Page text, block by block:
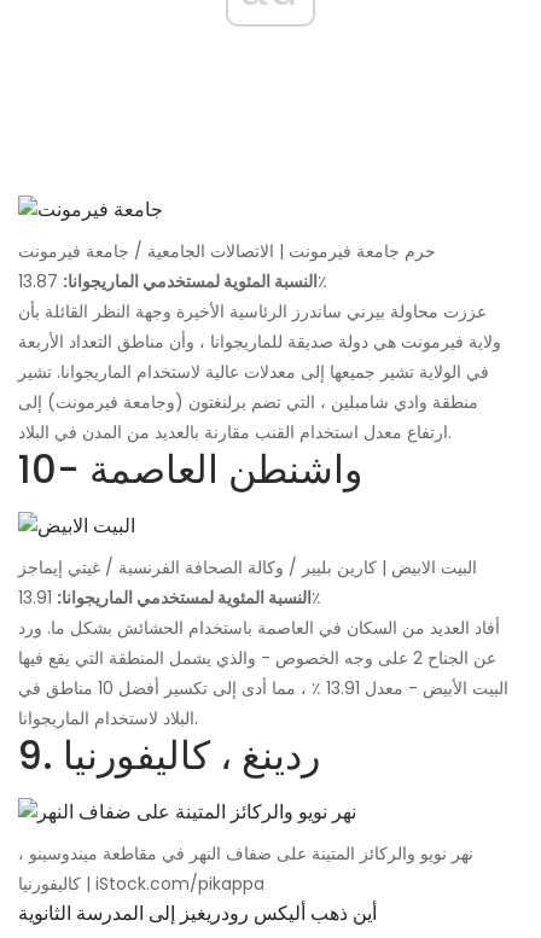
حرم جامعة فيرمونت | الاتصالات الجامعية / جامعة فيرمونت
النسبة المئوية لمستخدمي الماريجوانا:13.87٪
عززت محاولة بيرني ساندرز الرئاسية الأخيرة وجهة النظر القائلة بأن
ولاية فيرمونت هي دولة صديقة للماريجوانا ، وأن مناطق التعداد الأربعة
في الولاية تشير جميعها إلى معدلات عالية لاستخدام الماريجوانا. تشير
منطقة وادي شامبلين ، التي تضم برلنغتون (وجامعة فيرمونت) إلى
ارتفاع معدل استخدام القنب مقارنة بالعديد من المدن في البلاد.
10- واشنطن العاصمة
البيت الابيض | كارين بليير / وكالة الصحافة الفرنسية / غيتي إيماجز
النسبة المئوية لمستخدمي الماريجوانا:13.91٪
أفاد العديد من السكان في العاصمة باستخدام الحشائش بشكل ما. ورد
عن الجناح 2 على وجه الخصوص - والذي يشمل المنطقة التي يقع فيها
البيت الأبيض - معدل 13.91 ٪ ، مما أدى إلى تكسير أفضل 10 مناطق في
البلاد لاستخدام الماريجوانا.
9. ردينغ ، كاليفورنيا
نهر نويو والركائز المتينة على ضفاف النهر في مقاطعة ميندوسينو ،
كاليفورنيا | iStock.com/pikappa
أين ذهب أليكس رودريغيز إلى المدرسة الثانوية